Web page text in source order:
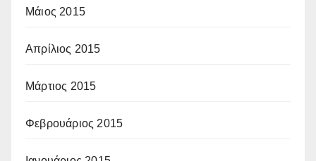
Μάιος 2015
Απρίλιος 2015
Μάρτιος 2015
Φεβρουάριος 2015